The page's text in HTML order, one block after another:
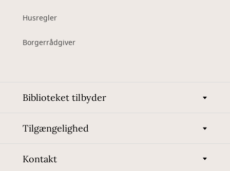
Husregler
Borgerrådgiver
Biblioteket tilbyder
Tilgængelighed
Kontakt